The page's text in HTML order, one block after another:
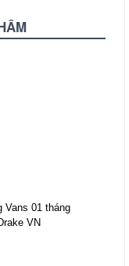
Vans 01 tháng
VN